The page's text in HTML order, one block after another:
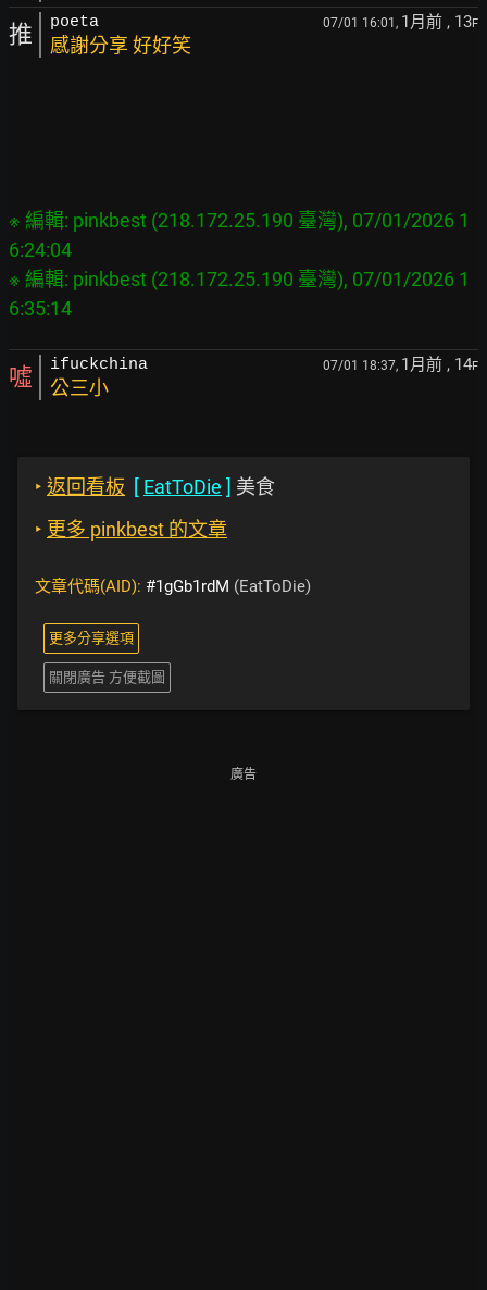
推 poeta 07/01 16:01, 1月前 , 13F
感謝分享 好好笑
※ 編輯: pinkbest (218.172.25.190 臺灣), 07/01/2026 1
6:24:04
※ 編輯: pinkbest (218.172.25.190 臺灣), 07/01/2026 1
噓 ifuckchina 07/01 18:37, 1月前 , 14F
公三小
‣ 返回看板 [ EatToDie ] 美食
‣ 更多 pinkbest 的文章
文章代碼(AID): #1gGb1rdM (EatToDie)
更多分享選項
關閉廣告 方便截圖
廣告